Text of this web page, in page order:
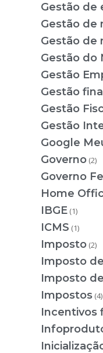
Gestão de
Gestão de
Gestão de
Gestão do
Gestão
Gestão
Gestão
Gestão
Google
Governo (2)
Governo
Home
IBGE (1)
ICMS (1)
Imposto (2)
Imposto
Imposto
Impostos (4)
Incentivos